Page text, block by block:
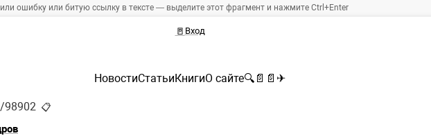
ошибку или битую ссылку в тексте — выделите этот фрагмент и нажмите Ctrl+Enter
🚪 Вход
НовостиСтатьиКнигиО сайте🔍 📄 📄 ✈
98902 📋